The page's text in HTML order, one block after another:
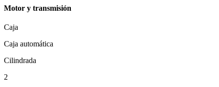
Motor y transmisión
Caja
Caja automática
Cilindrada
2